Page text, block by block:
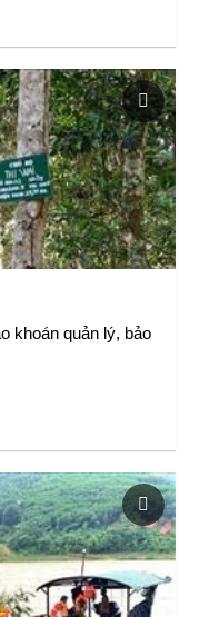
khoán quản lý, bảo